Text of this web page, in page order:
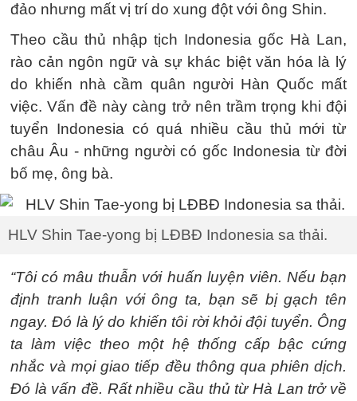
đảo nhưng mất vị trí do xung đột với ông Shin.
Theo cầu thủ nhập tịch Indonesia gốc Hà Lan,
rào cản ngôn ngữ và sự khác biệt văn hóa là lý
do khiến nhà cầm quân người Hàn Quốc mất
việc. Vấn đề này càng trở nên trầm trọng khi đội
tuyển Indonesia có quá nhiều cầu thủ mới từ
châu Âu - những người có gốc Indonesia từ đời
bố mẹ, ông bà.
HLV Shin Tae-yong bị LĐBĐ Indonesia sa thải.
“Tôi có mâu thuẫn với huấn luyện viên. Nếu bạn
định tranh luận với ông ta, bạn sẽ bị gạch tên
ngay. Đó là lý do khiến tôi rời khỏi đội tuyển. Ông
ta làm việc theo một hệ thống cấp bậc cứng
nhắc và mọi giao tiếp đều thông qua phiên dịch.
Đó là vấn đề. Rất nhiều cầu thủ từ Hà Lan trở về